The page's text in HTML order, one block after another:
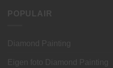
POPULAIR
Diamond Painting
Eigen foto Diamond Painting